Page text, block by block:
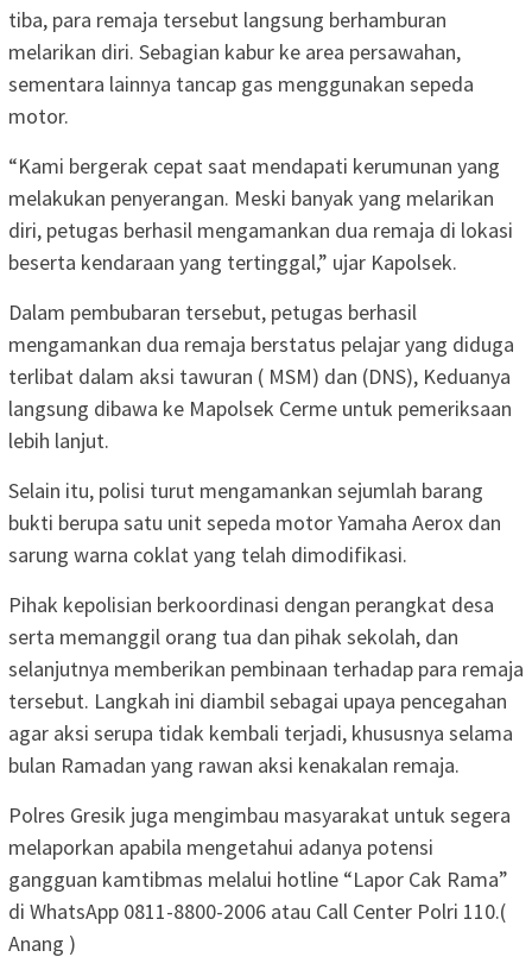
tiba, para remaja tersebut langsung berhamburan
melarikan diri. Sebagian kabur ke area persawahan,
sementara lainnya tancap gas menggunakan sepeda
motor.
“Kami bergerak cepat saat mendapati kerumunan yang
melakukan penyerangan. Meski banyak yang melarikan
diri, petugas berhasil mengamankan dua remaja di lokasi
beserta kendaraan yang tertinggal,” ujar Kapolsek.
Dalam pembubaran tersebut, petugas berhasil
mengamankan dua remaja berstatus pelajar yang diduga
terlibat dalam aksi tawuran ( MSM) dan (DNS), Keduanya
langsung dibawa ke Mapolsek Cerme untuk pemeriksaan
lebih lanjut.
Selain itu, polisi turut mengamankan sejumlah barang
bukti berupa satu unit sepeda motor Yamaha Aerox dan
sarung warna coklat yang telah dimodifikasi.
Pihak kepolisian berkoordinasi dengan perangkat desa
serta memanggil orang tua dan pihak sekolah, dan
selanjutnya memberikan pembinaan terhadap para remaja
tersebut. Langkah ini diambil sebagai upaya pencegahan
agar aksi serupa tidak kembali terjadi, khususnya selama
bulan Ramadan yang rawan aksi kenakalan remaja.
Polres Gresik juga mengimbau masyarakat untuk segera
melaporkan apabila mengetahui adanya potensi
gangguan kamtibmas melalui hotline “Lapor Cak Rama”
di WhatsApp 0811-8800-2006 atau Call Center Polri 110.(
Anang )